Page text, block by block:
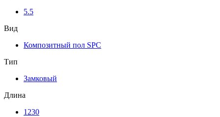
5.5
Вид
Композитный пол SPC
Тип
Замковый
Длина
1230